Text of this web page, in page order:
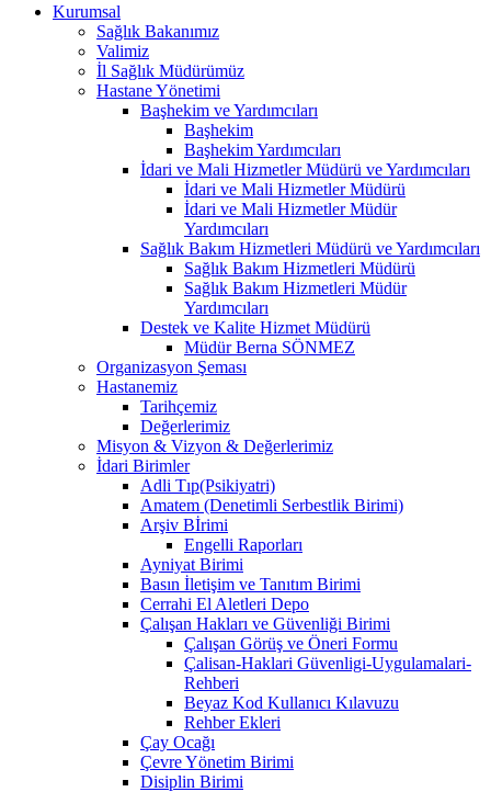
Kurumsal
Sağlık Bakanımız
Valimiz
İl Sağlık Müdürümüz
Hastane Yönetimi
Başhekim ve Yardımcıları
Başhekim
Başhekim Yardımcıları
İdari ve Mali Hizmetler Müdürü ve Yardımcıları
İdari ve Mali Hizmetler Müdürü
İdari ve Mali Hizmetler Müdür
Yardımcıları
Sağlık Bakım Hizmetleri Müdürü ve Yardımcıları
Sağlık Bakım Hizmetleri Müdürü
Sağlık Bakım Hizmetleri Müdür
Yardımcıları
Destek ve Kalite Hizmet Müdürü
Müdür Berna SÖNMEZ
Organizasyon Şeması
Hastanemiz
Tarihçemiz
Değerlerimiz
Misyon & Vizyon & Değerlerimiz
İdari Birimler
Adli Tıp(Psikiyatri)
Amatem (Denetimli Serbestlik Birimi)
Arşiv Bİrimi
Engelli Raporları
Ayniyat Birimi
Basın İletişim ve Tanıtım Birimi
Cerrahi El Aletleri Depo
Çalışan Hakları ve Güvenliği Birimi
Çalışan Görüş ve Öneri Formu
Çalisan-Haklari Güvenligi-Uygulamalari-
Rehberi
Beyaz Kod Kullanıcı Kılavuzu
Rehber Ekleri
Çay Ocağı
Çevre Yönetim Birimi
Disiplin Birimi